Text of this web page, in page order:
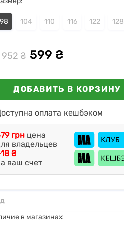
98 104 110 116 122 128
952 ₴ 599 ₴
ДОБАВИТЬ В КОРЗИНУ
оплата кешбэком
₴
ваш счет
грн цена
владельцев
*
в магазинах